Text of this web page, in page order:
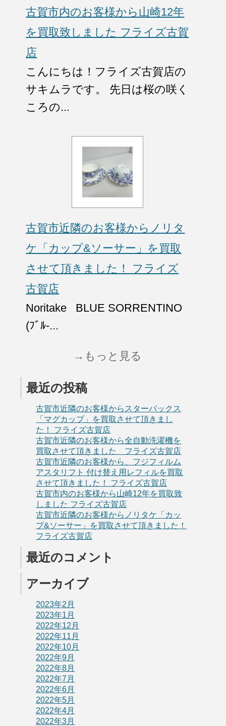
古賀市内のお客様から山崎12年
を買取致しました フライズ古賀
店
こんにちは！フライズ古賀店の
サキムラです。 先日は桜の咲く
ころの...
古賀市近隣のお客様からノリタ
ケ「カップ&ソーサー」を買取
させて頂きました！ フライズ
古賀店
Noritake BLUE SORRENTINO
(ﾌﾞﾙ-...
→もっと見る
最近の投稿
古賀市近隣のお客様からスターバックス
「マグカップ」を買取させて頂きまし
た！ フライズ古賀店
古賀市近隣のお客様から全自動洗濯機を
買取させて頂きました フライズ古賀店
古賀市近隣のお客様から、フジフィルム
アスタリフト 付け替え用レフィルを買取
させて頂きました！ フライズ古賀店
古賀市内のお客様から山崎12年を買取致
しました フライズ古賀店
古賀市近隣のお客様からノリタケ「カッ
プ&ソーサー」を買取させて頂きました！
フライズ古賀店
最近のコメント
アーカイブ
2023年2月
2023年1月
2022年12月
2022年11月
2022年10月
2022年9月
2022年8月
2022年7月
2022年6月
2022年5月
2022年4月
2022年3月